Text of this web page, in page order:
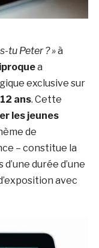
tu Peter ? »à
a
exclusive sur
ans. Cette
les jeunes
de
– constitue la
durée d’une
avec